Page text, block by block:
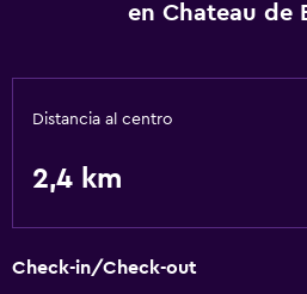
en Chateau de
Distancia al centro
2,4 km
Check-in/Check-out